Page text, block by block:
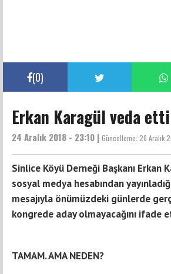
(0)
Erkan Karagül veda etti
24 Aralık 2018 - 23:10 | Güncelleme: 26 Aralık
Sinlice Köyü Derneği Başkanı Erkan
sosyal medya hesabından
mesajıyla önümüzdeki günlerde
kongrede aday olmayacağını ifade
TAMAM. AMA NEDEN?